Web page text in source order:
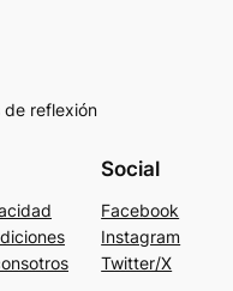
de reflexión
Social
Facebook
Instagram
Twitter/X